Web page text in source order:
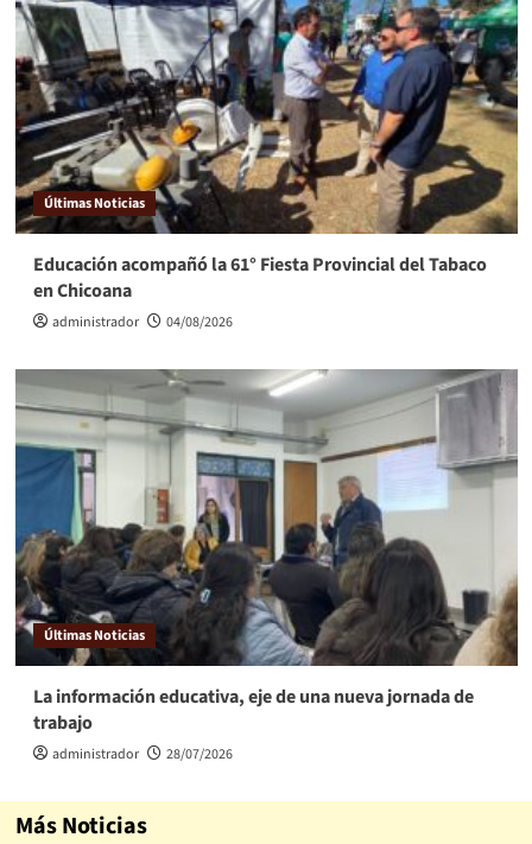
Últimas Noticias
Educación acompañó la 61° Fiesta Provincial del Tabaco
en Chicoana
administrador 04/08/2026
Últimas Noticias
La información educativa, eje de una nueva jornada de
trabajo
administrador 28/07/2026
Más Noticias